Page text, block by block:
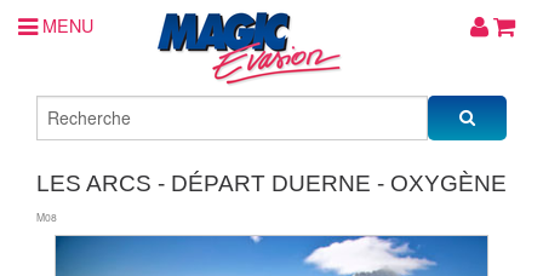
MENU
LES ARCS - DÉPART DUERNE - OXYGÈNE
M08